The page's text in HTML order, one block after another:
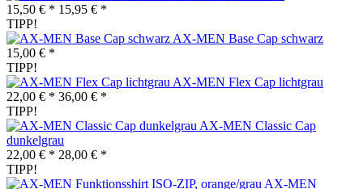
15,50 € * 15,95 € *
TIPP!
AX-MEN Base Cap schwarz
15,00 € *
TIPP!
AX-MEN Flex Cap lichtgrau
22,00 € * 36,00 € *
TIPP!
AX-MEN Classic Cap
dunkelgrau
22,00 € * 28,00 € *
TIPP!
AX-MEN